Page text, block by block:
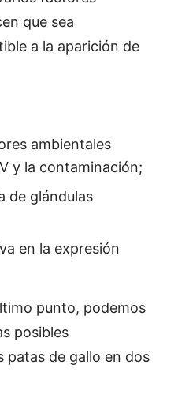
que sea
a la aparición de
ambientales
y la contaminación;
de glándulas
en la expresión
punto, podemos
posibles
patas de gallo en dos